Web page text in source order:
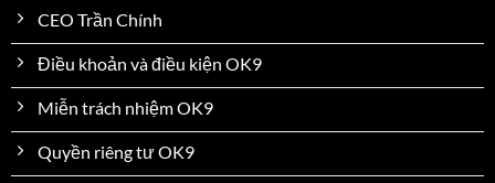
CEO Trần Chính
Điều khoản và điều kiện OK9
Miễn trách nhiệm OK9
Quyền riêng tư OK9